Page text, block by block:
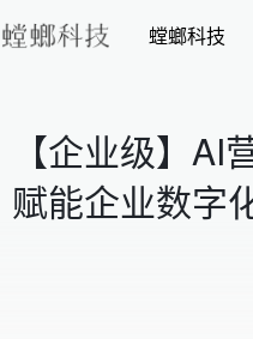
螳螂科技
【企业级】
赋能企业数字